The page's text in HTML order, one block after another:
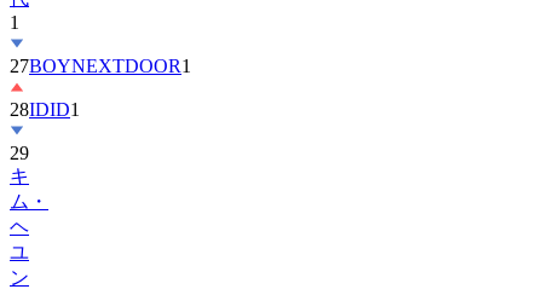
27
28IDID1
29
キ
ム・
ヘ
ユ
ン
30